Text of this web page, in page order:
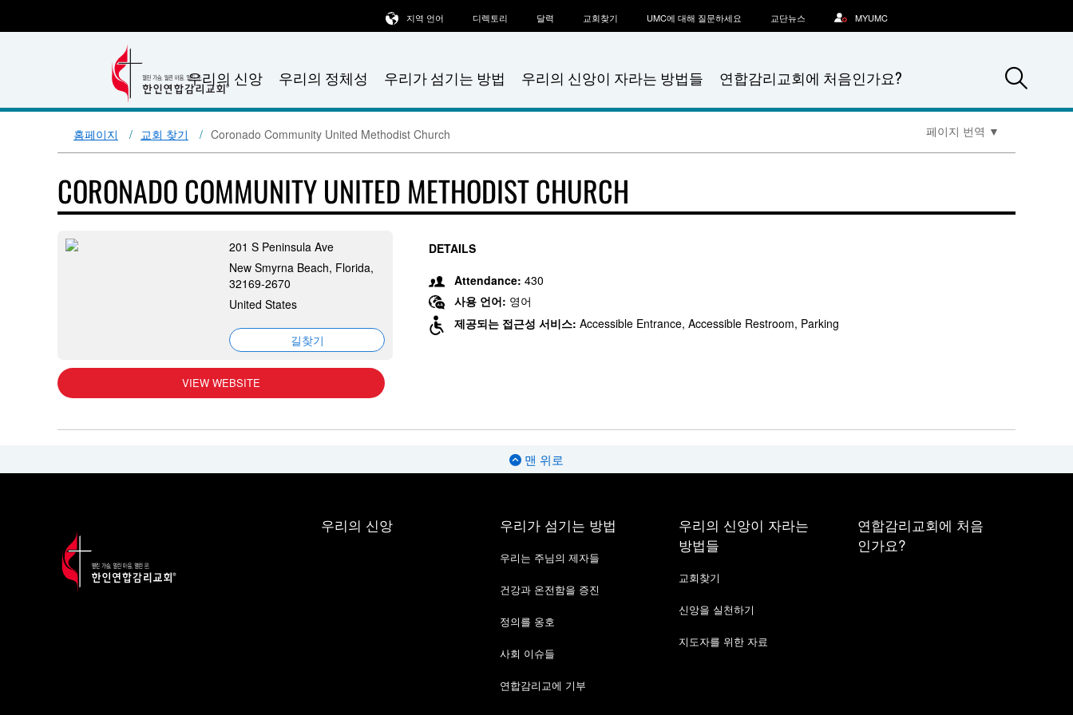
우리의 신앙 우리의 정체성 우리가 섬기는 방법 우리의 신앙이 자라는 방법들 연합감리교회에 처음인가요?
지역 언어 디렉토리 달력 교회찾기 UMC에 대해 질문하세요 교단뉴스 MYUMC
홈페이지 교회 찾기 Coronado Community United Methodist Church 페이지 번역 ▼
CORONADO COMMUNITY UNITED METHODIST CHURCH
201 S Peninsula Ave
New Smyrna Beach, Florida,
32169-2670
United States
길찾기
VIEW WEBSITE
DETAILS
Attendance: 430
사용 언어: 영어
제공되는 접근성 서비스: Accessible Entrance, Accessible Restroom, Parking
맨 위로
우리의 신앙 우리가 섬기는 방법
우리는 주님의 제자들
건강과 온전함을 증진
정의를 옹호
사회 이슈들
연합감리교에 기부
우리의 신앙이 자라는
방법들
교회찾기
신앙을 실천하기
지도자를 위한 자료
연합감리교회에 처음
인가요?